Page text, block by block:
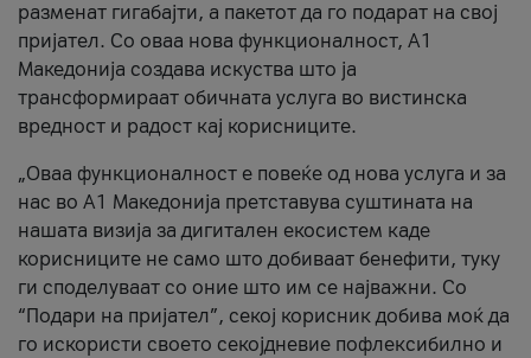
разменат гигабајти, а пакетот да го подарат на свој
пријател. Со оваа нова функционалност, А1
Македонија создава искуства што ја
трансформираат обичната услуга во вистинска
вредност и радост кај корисниците.
„Оваа функционалност е повеќе од нова услуга и за
нас во А1 Македонија претставува суштината на
нашата визија за дигитален екосистем каде
корисниците не само што добиваат бенефити, туку
ги споделуваат со оние што им се најважни. Со
“Подари на пријател”, секој корисник добива моќ да
го искористи своето секојдневие пофлексибилно и